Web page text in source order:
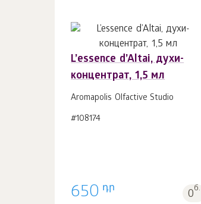
L’essence d’Altai, духи-
концентрат, 1,5 мл
Aromapolis Olfactive Studio
#108174
650 դր 0б.